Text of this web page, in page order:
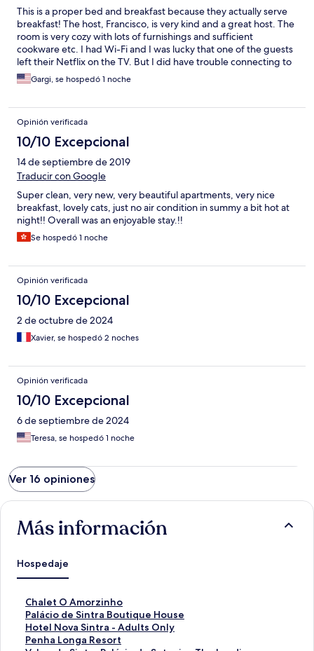
This is a proper bed and breakfast because they actually serve
breakfast! The host, Francisco, is very kind and a great host. The
room is very cozy with lots of furnishings and sufficient
cookware etc. I had Wi-Fi and I was lucky that one of the guests
left their Netflix on the TV. But I did have trouble connecting to
certain websites so they might have some configuration on their
router that prevents this. I didn't have time to debug it. My only
the windows but it is on to a main Street so you can't do it for
long. I would recommend that they keep the windows open
before the guests move in so the place can air out. Also, if you
have quite a bit of luggage I would get a took took or a taxi
because it's uphill and windy streets from the train station.
Gargi, se hospedó 1 noche
Opinión verificada
10/10 Excepcional
14 de septiembre de 2019
Traducir con Google
Super clean, very new, very beautiful apartments, very nice
breakfast, lovely cats, just no air condition in summy a bit hot at
night!! Overall was an enjoyable stay.!!
Se hospedó 1 noche
Opinión verificada
10/10 Excepcional
2 de octubre de 2024
Xavier, se hospedó 2 noches
Opinión verificada
10/10 Excepcional
6 de septiembre de 2024
Teresa, se hospedó 1 noche
Ver 16 opiniones
Más información
Hospedaje
Chalet O Amorzinho
E
n
l
a
Palácio de Sintra Boutique House
E
n
l
Hotel Nova Sintra - Adults Only
E
n
Penha Longa Resort
E